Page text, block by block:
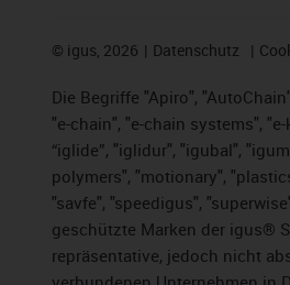
© igus, 2026 Datenschutz
Die Begriffe "Apiro",
"e-chain", "e-chain systems",
“iglide”, "iglidur", "igubal",
polymers", "motionary",
"savfe", "speedigus",
geschützte Marken der igus®
repräsentative, jedoch nicht